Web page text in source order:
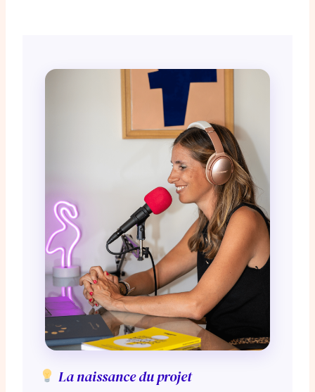
La naissance du projet